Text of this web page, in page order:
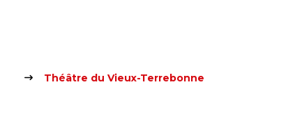
Théâtre du Vieux-Terrebonne